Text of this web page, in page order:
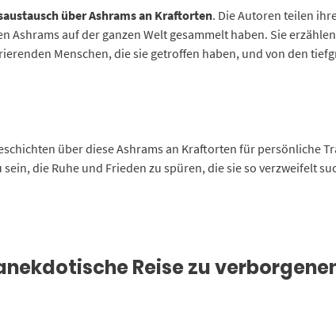
über Ashrams an Kraftorten. Die Autoren teilen
Ashrams auf der ganzen Welt gesammelt haben. Sie
Menschen, die sie getroffen haben, und von den
über diese Ashrams an Kraftorten für persönliche
die Ruhe und Frieden zu spüren, die sie so verzweifelt
Reise zu